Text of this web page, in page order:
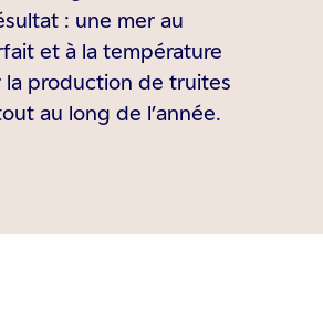
: une mer au
et à la température
la production de truites
au long de l’année.